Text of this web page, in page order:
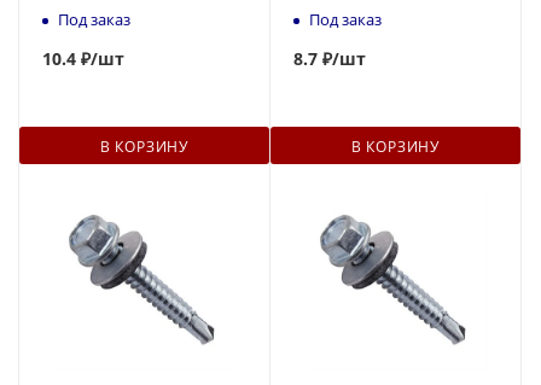
Под заказ
10.4 ₽/шт
В КОРЗИНУ
Под заказ
8.7 ₽/шт
В КОРЗИНУ